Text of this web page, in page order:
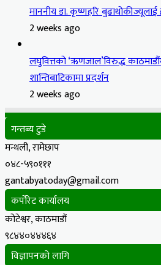
माननीय डा. कृष्णहरि
2 weeks ago
लघुवित्तको ‘ऋणजाल’विरुद्ध
शान्तिबाटिकामा प्रदर्शन
2 weeks ago
गन्तब्य टुडे
मन्थली, रामेछाप
०४८-५९०१११
gantabyatoday@gmail.com
कर्पोरेट कार्यालय
कोटेश्वर, काठमाडौं
९८४४०४४४६४
विज्ञापनको लागि